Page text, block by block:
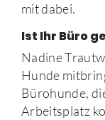
mit dabei.
Ist Ihr Büro
Nadine
Hunde
Bürohunde,
Arbeitsplatz